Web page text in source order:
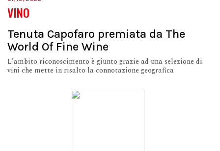
VINO
Tenuta Capofaro premiata da The
World Of Fine Wine
L'ambito riconoscimento è giunto grazie ad una selezione di
vini che mette in risalto la connotazione geografica